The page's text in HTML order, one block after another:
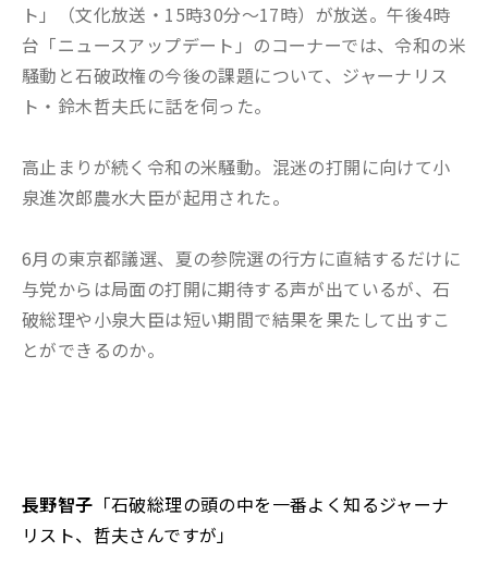
ト」（文化放送・15時30分～17時）が放送。午後4時
台「ニュースアップデート」のコーナーでは、令和の米
騒動と石破政権の今後の課題について、ジャーナリス
ト・鈴木哲夫氏に話を伺った。
高止まりが続く令和の米騒動。混迷の打開に向けて小
泉進次郎農水大臣が起用された。
6月の東京都議選、夏の参院選の行方に直結するだけに
与党からは局面の打開に期待する声が出ているが、石
破総理や小泉大臣は短い期間で結果を果たして出すこ
とができるのか。
長野智子 「石破総理の頭の中を一番よく知るジャーナ
リスト、哲夫さんですが」